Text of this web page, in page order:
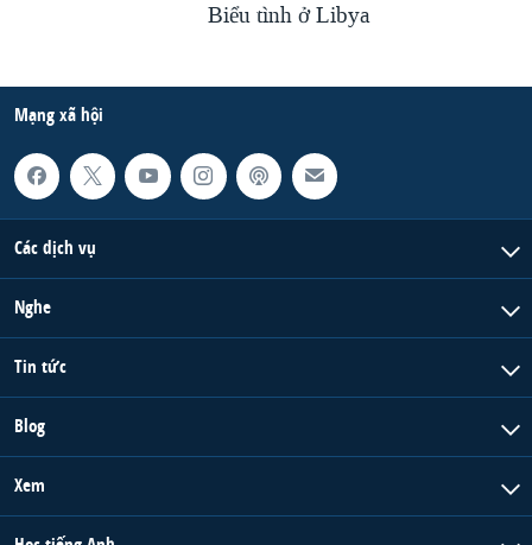
Biểu tình ở Libya
Mạng xã hội
Các dịch vụ
Nghe
Tin tức
Blog
Xem